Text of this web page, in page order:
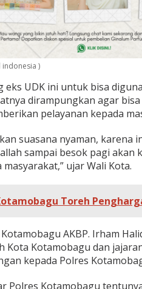
indonesia )
UDK ini untuk bisa
dirampungkan agar
pelayanan kepada
suasana nyaman, karena
sampai besok pagi
ujar Wali Kota.
Toreh
AKBP. Irham
Kota Kotamobagu dan
kepada Polres
Polres Kotamobagu